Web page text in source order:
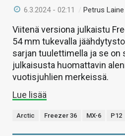
6.3.2024 - 02:11 /Petrus Laine
Viitenä versiona julkaistu
54 mm tukevalla
sarjan tuulettimella ja se on
julkaisusta huomattavin
vuotisjuhlien merkeissä.
Lue lisää
Arctic Freezer 36 MX-6 P12